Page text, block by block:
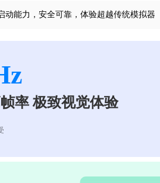
动能力，安全可靠，体验超越传统模拟器
率 极致视觉体验